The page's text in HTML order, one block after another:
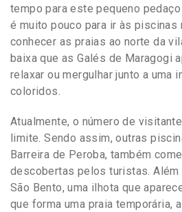
tempo para este pequeno
é muito pouco para ir às piscinas
conhecer as praias ao norte da
baixa que as Galés de Maragogi
relaxar ou mergulhar junto a uma
coloridos.
Atualmente, o número de
limite. Sendo assim, outras
Barreira de Peroba, também
descobertas pelos turistas. Além
São Bento, uma ilhota que
que forma uma praia temporária,